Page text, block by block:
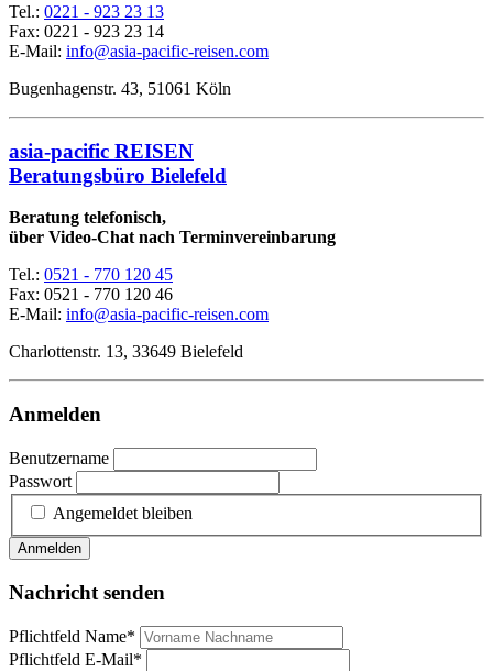
Tel.: 0221 - 923 23 13
Fax: 0221 - 923 23 14
E-Mail: info@asia-pacific-reisen.com
Bugenhagenstr. 43, 51061 Köln
asia-pacific REISEN
Beratungsbüro Bielefeld
Beratung telefonisch,
über Video-Chat nach Terminvereinbarung
Tel.: 0521 - 770 120 45
Fax: 0521 - 770 120 46
E-Mail: info@asia-pacific-reisen.com
Charlottenstr. 13, 33649 Bielefeld
Anmelden
Benutzername
Passwort
Angemeldet bleiben
Anmelden
Nachricht senden
Pflichtfeld Name*
Pflichtfeld E-Mail*